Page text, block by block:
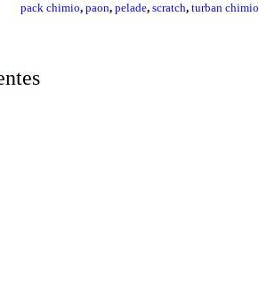
pack chimio,paon,pelade,scratch,turban chimio